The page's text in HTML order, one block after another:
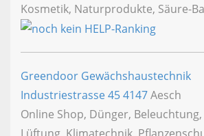
Kosmetik, Naturprodukte, Säure-
Greendoor Gewächshaustechnik
Industriestrasse 454147Aesch
Online Shop, Dünger,